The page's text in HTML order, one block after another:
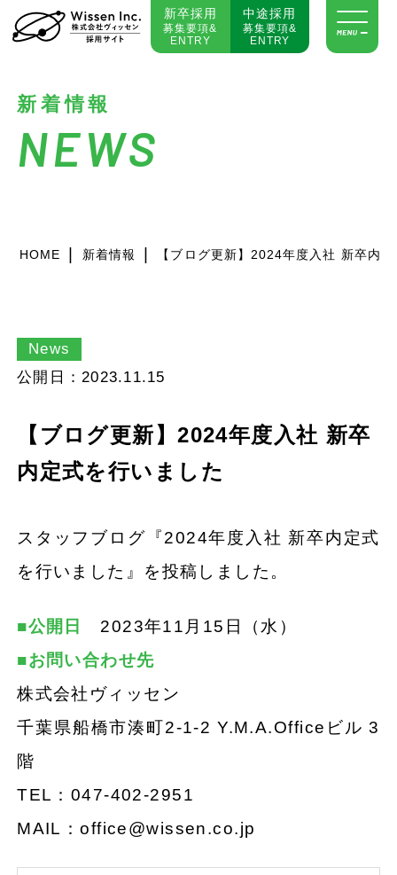
新卒採用
募集要項&
ENTRY
中途採用
募集要項&
ENTRY
新着情報
NEWS
HOME 新着情報 【ブログ更新】2024年度入社 新卒内
News
公開日：2023.11.15
【ブログ更新】2024年度入社 新卒
内定式を行いました
スタッフブログ『2024年度入社 新卒内定式
を行いました』を投稿しました。
■公開日
2023年11月15日（水）
■お問い合わせ先
株式会社ヴィッセン
千葉県船橋市湊町2-1-2 Y.M.A.Officeビル 3
階
TEL：047-402-2951
MAIL：office@wissen.co.jp